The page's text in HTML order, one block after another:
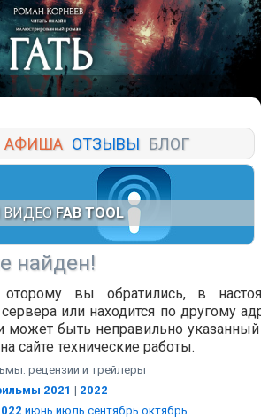
АФИША ОТЗЫВЫ БЛОГ
ВИДЕО FAB TOOL
найден!
вы обратились, в
или находится по другому
может быть неправильно указанный
сайте технические работы.
рецензии и трейлеры
2021 | 2022
июнь июль сентябрь октябрь